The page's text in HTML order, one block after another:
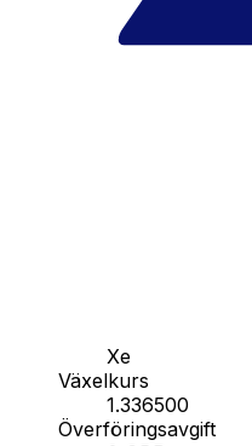
Xe
Växelkurs
1.336500
Överföringsavgift